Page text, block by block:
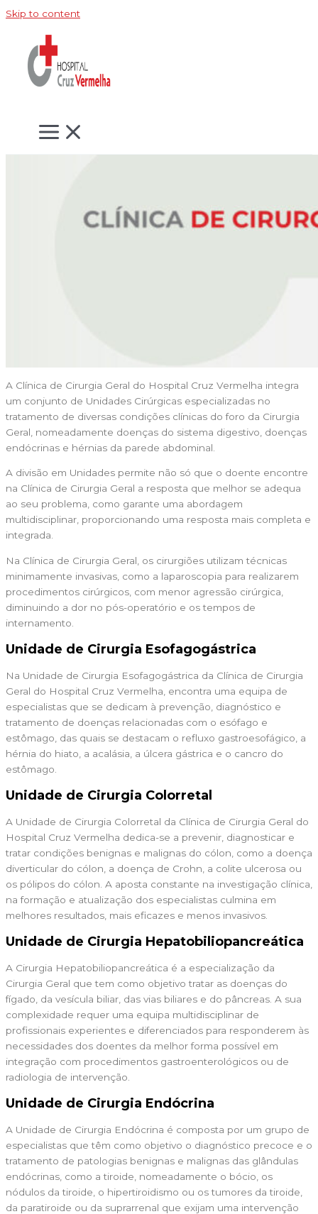
Skip to content
A Clínica de Cirurgia Geral do Hospital Cruz Vermelha integra
um conjunto de Unidades Cirúrgicas especializadas no
tratamento de diversas condições clínicas do foro da Cirurgia
Geral, nomeadamente doenças do sistema digestivo, doenças
endócrinas e hérnias da parede abdominal.
A divisão em Unidades permite não só que o doente encontre
na Clínica de Cirurgia Geral a resposta que melhor se adequa
ao seu problema, como garante uma abordagem
multidisciplinar, proporcionando uma resposta mais completa e
integrada.
Na Clínica de Cirurgia Geral, os cirurgiões utilizam técnicas
minimamente invasivas, como a laparoscopia para realizarem
procedimentos cirúrgicos, com menor agressão cirúrgica,
diminuindo a dor no pós-operatório e os tempos de
internamento.
Unidade de Cirurgia Esofagogástrica
Na Unidade de Cirurgia Esofagogástrica da Clínica de Cirurgia
Geral do Hospital Cruz Vermelha, encontra uma equipa de
especialistas que se dedicam à prevenção, diagnóstico e
tratamento de doenças relacionadas com o esófago e
estômago, das quais se destacam o refluxo gastroesofágico, a
hérnia do hiato, a acalásia, a úlcera gástrica e o cancro do
estômago.
Unidade de Cirurgia Colorretal
A Unidade de Cirurgia Colorretal da Clínica de Cirurgia Geral do
Hospital Cruz Vermelha dedica-se a prevenir, diagnosticar e
tratar condições benignas e malignas do cólon, como a doença
diverticular do cólon, a doença de Crohn, a colite ulcerosa ou
os pólipos do cólon. A aposta constante na investigação clínica,
na formação e atualização dos especialistas culmina em
melhores resultados, mais eficazes e menos invasivos.
Unidade de Cirurgia Hepatobiliopancreática
A Cirurgia Hepatobiliopancreática é a especialização da
Cirurgia Geral que tem como objetivo tratar as doenças do
fígado, da vesícula biliar, das vias biliares e do pâncreas. A sua
complexidade requer uma equipa multidisciplinar de
profissionais experientes e diferenciados para responderem às
necessidades dos doentes da melhor forma possível em
integração com procedimentos gastroenterológicos ou de
radiologia de intervenção.
Unidade de Cirurgia Endócrina
A Unidade de Cirurgia Endócrina é composta por um grupo de
especialistas que têm como objetivo o diagnóstico precoce e o
tratamento de patologias benignas e malignas das glândulas
endócrinas, como a tiroide, nomeadamente o bócio, os
nódulos da tiroide, o hipertiroidismo ou os tumores da tiroide,
da paratiroide ou da suprarrenal que exijam uma intervenção